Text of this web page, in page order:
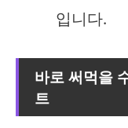
입니다.
바로 써먹을
트